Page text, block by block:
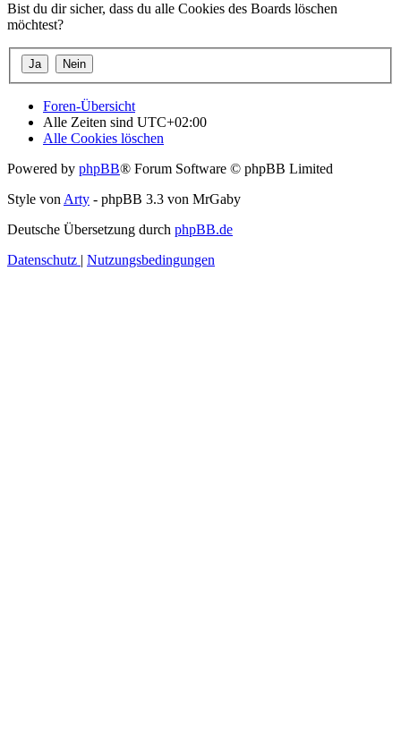
Bist du dir sicher, dass du alle Cookies des Boards löschen
möchtest?
Foren-Übersicht
Alle Zeiten sind UTC+02:00
Alle Cookies löschen
Powered by phpBB® Forum Software © phpBB Limited
Style von Arty - phpBB 3.3 von MrGaby
Deutsche Übersetzung durch phpBB.de
Datenschutz | Nutzungsbedingungen